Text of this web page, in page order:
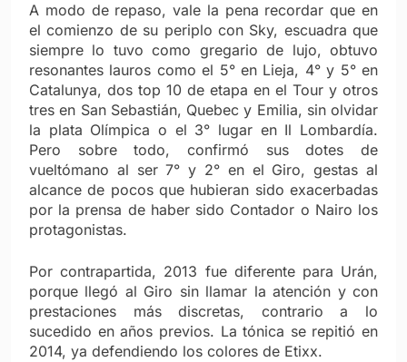
A modo de repaso, vale la pena recordar que en
el comienzo de su periplo con Sky, escuadra que
siempre lo tuvo como gregario de lujo, obtuvo
resonantes lauros como el 5° en Lieja, 4° y 5° en
Catalunya, dos top 10 de etapa en el Tour y otros
tres en San Sebastián, Quebec y Emilia, sin olvidar
la plata Olímpica o el 3° lugar en Il Lombardía.
Pero sobre todo, confirmó sus dotes de
vueltómano al ser 7° y 2° en el Giro, gestas al
alcance de pocos que hubieran sido exacerbadas
por la prensa de haber sido Contador o Nairo los
protagonistas.
Por contrapartida, 2013 fue diferente para Urán,
porque llegó al Giro sin llamar la atención y con
prestaciones más discretas, contrario a lo
sucedido en años previos. La tónica se repitió en
2014, ya defendiendo los colores de Etixx.